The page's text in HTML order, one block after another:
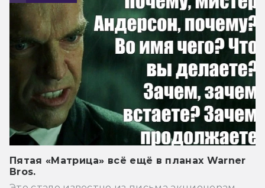
Пятая «Матрица» всё ещё в планах Warner
Bros.